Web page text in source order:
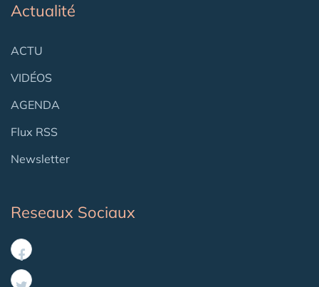
Actualité
ACTU
VIDÉOS
AGENDA
Flux RSS
Newsletter
Reseaux Sociaux